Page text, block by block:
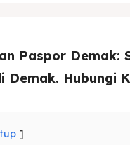
Paspor Demak:
Demak. Hubungi